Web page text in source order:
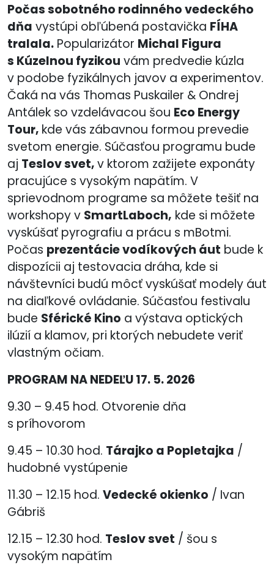
Počas sobotného rodinného vedeckého
dňa vystúpi obľúbená postavička FÍHA
tralala. Popularizátor Michal Figura
s Kúzelnou fyzikou vám predvedie kúzla
v podobe fyzikálnych javov a experimentov.
Čaká na vás Thomas Puskailer & Ondrej
Antálek so vzdelávacou šou Eco Energy
Tour, kde vás zábavnou formou prevedie
svetom energie. Súčasťou programu bude
aj Teslov svet,v ktorom zažijete exponáty
pracujúce s vysokým napätím. V
sprievodnom programe sa môžete tešiť na
workshopy v SmartLaboch, kde si môžete
vyskúšať pyrografiu a prácu s mBotmi.
Počas prezentácie vodíkových áut bude k
dispozícii aj testovacia dráha, kde si
návštevníci budú môcť vyskúšať modely áut
na diaľkové ovládanie. Súčasťou festivalu
bude Sférické Kino a výstava optických
ilúzií a klamov, pri ktorých nebudete veriť
vlastným očiam.
PROGRAM NA NEDEĽU 17. 5. 2026
9.30 – 9.45 hod. Otvorenie dňa
s príhovorom
9.45 – 10.30 hod. Tárajko a Popletajka /
hudobné vystúpenie
11.30 – 12.15 hod. Vedecké okienko / Ivan
Gábriš
12.15 – 12.30 hod. Teslov svet / šou s
vysokým napätím